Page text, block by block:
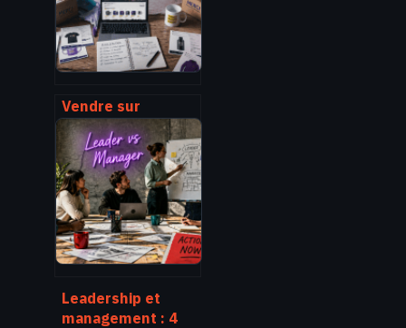
Vendre sur
Amazon sans
stock : 4
méthodes pour
lancer votre
activité sans
entrepôt
Leadership et
management : 4